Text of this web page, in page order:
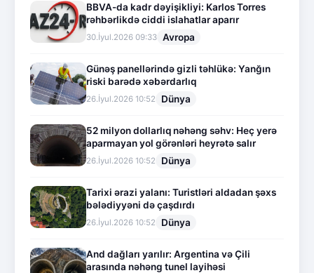
BBVA-da kadr dəyişikliyi: Karlos Torres
rəhbərlikdə ciddi islahatlar aparır
30.İyul.2026 09:33 Avropa
Günəş panellərində gizli təhlükə: Yanğın
riski barədə xəbərdarlıq
26.İyul.2026 10:52 Dünya
52 milyon dollarlıq nəhəng səhv: Heç yerə
aparmayan yol görənləri heyrətə salır
26.İyul.2026 10:52 Dünya
Tarixi ərazi yalanı: Turistləri aldadan şəxs
bələdiyyəni də çaşdırdı
26.İyul.2026 10:52 Dünya
And dağları yarılır: Argentina və Çili
arasında nəhəng tunel layihəsi